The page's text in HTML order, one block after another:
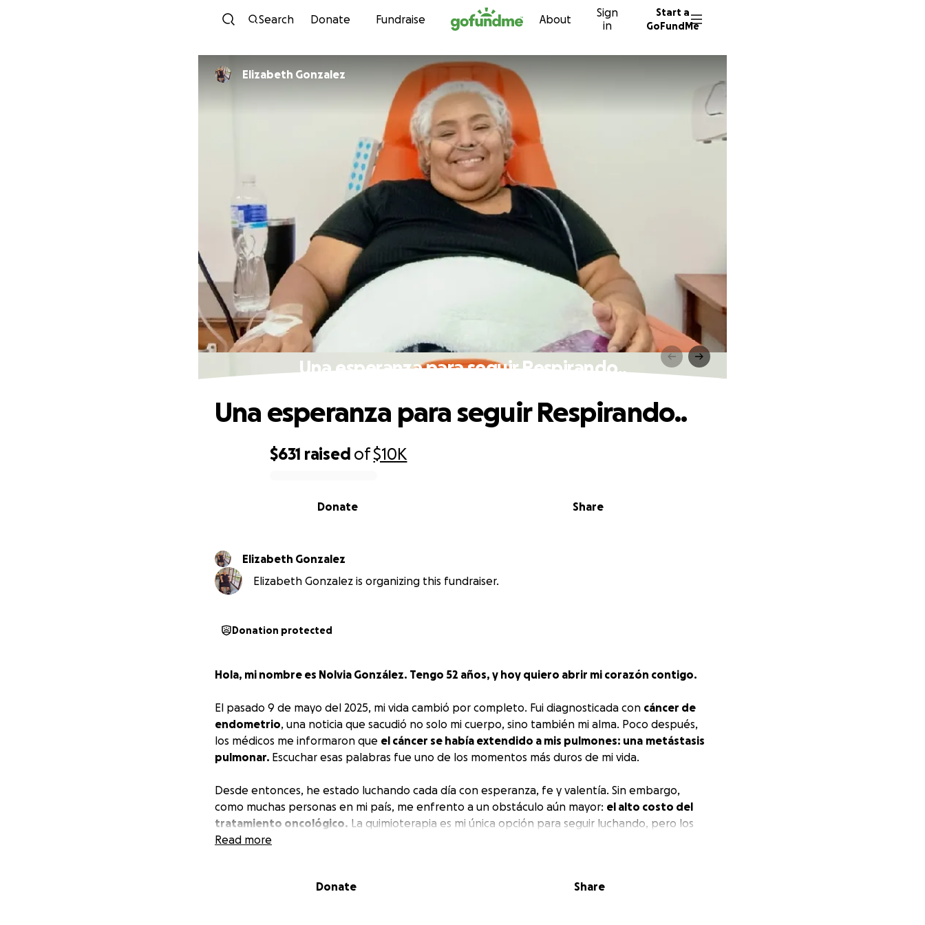
Skip to content
Search Donate Fundraise About
Sign
in
Start a
GoFundMe
Elizabeth Gonzalez
Una esperanza para seguir Respirando..
$631 raised of$10K
Share
Donate
Una esperanza para seguir Respirando..
Elizabeth Gonzalez
Elizabeth Gonzalez is organizing this fundraiser.
Donation protected
Hola, mi nombre es Nolvia González. Tengo 52 años, y hoy quiero abrir mi corazón contigo.
El pasado 9 de mayo del 2025, mi vida cambió por completo. Fui diagnosticada con cáncer de
endometrio, una noticia que sacudió no solo mi cuerpo, sino también mi alma. Poco después,
los médicos me informaron que el cáncer se había extendido a mis pulmones: una metástasis
pulmonar. Escuchar esas palabras fue uno de los momentos más duros de mi vida.
Desde entonces, he estado luchando cada día con esperanza, fe y valentía. Sin embargo,
como muchas personas en mi país, me enfrento a un obstáculo aún mayor: el alto costo del
tratamiento oncológico. La quimioterapia es mi única opción para seguir luchando, pero los
recursos económicos que tengo no son suficientes para cubrirlo.
fondos para poder acceder al tratamiento que me dará
una oportunidad de seguir viviendo
Read more
Donate Share